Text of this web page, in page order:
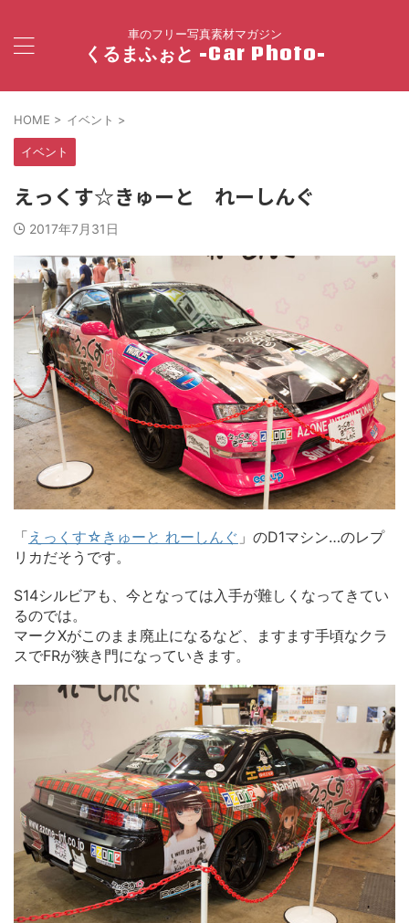
車のフリー写真素材マガジン
くるまふぉと -Car Photo-
HOME > イベント >
イベント
えっくす☆きゅーと れーしんぐ
2017年7月31日
「 えっくす☆きゅーと れーしんぐ 」のD1マシン…のレプ
リカだそうです。
S14シルビアも、今となっては入手が難しくなってきてい
るのでは。
マークXがこのまま廃止になるなど、ますます手頃なクラ
スでFRが狭き門になっていきます。